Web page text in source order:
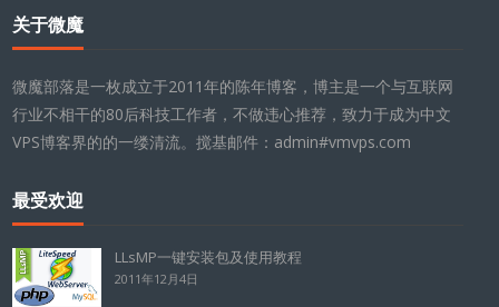
关于微魔
微魔部落是一枚成立于2011年的陈年博客，博主是一个与互联网
行业不相干的80后科技工作者，不做违心推荐，致力于成为中文
VPS博客界的的一缕清流。搅基邮件：admin#vmvps.com
最受欢迎
LLsMP一键安装包及使用教程
2011年12月4日